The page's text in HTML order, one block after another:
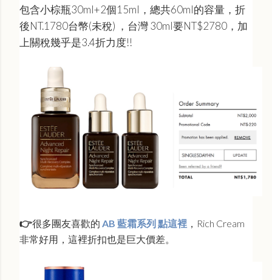
包含小棕瓶30ml+2個15ml，總共60ml的容量，折
後NT.1780台幣(未稅) ，台灣 30ml要NT$2780，加
上關稅幾乎是3.4折力度!!
👉很多團友喜歡的 AB 藍霜系列 點這裡 ，Rich Cream
非常好用，這裡折扣也是巨大價差。